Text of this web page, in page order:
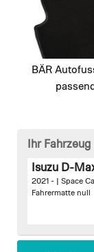
BÄR
beginning
gallery
Ihr Fahrzeug
Isuzu D-
2021 - | Space
Fahrermatte null